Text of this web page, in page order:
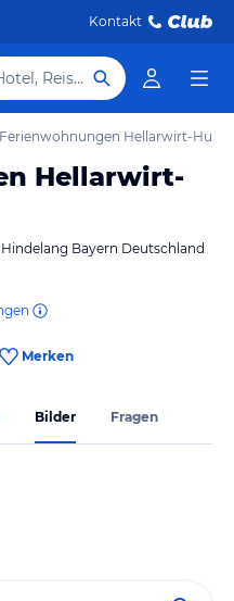
Kontakt
Hotel, Reiseziel
Ferienwohnungen Hellarwirt-Hues
Hellarwirt-
Bayern Deutschland
Merken
Bilder Fragen